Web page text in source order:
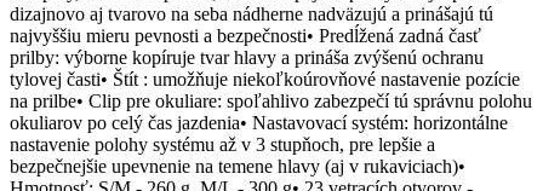
dizajnovo aj tvarovo na seba nádherne nadväzujú a prinášajú tú
najvyššiu mieru pevnosti a bezpečnosti• Predĺžená zadná časť
prilby: výborne kopíruje tvar hlavy a prináša zvýšenú ochranu
tylovej časti• Štít : umožňuje niekoľkoúrovňové nastavenie pozície
na prilbe• Clip pre okuliare: spoľahlivo zabezpečí tú správnu polohu
okuliarov po celý čas jazdenia• Nastavovací systém: horizontálne
nastavenie polohy systému až v 3 stupňoch, pre lepšie a
bezpečnejšie upevnenie na temene hlavy (aj v rukaviciach)•